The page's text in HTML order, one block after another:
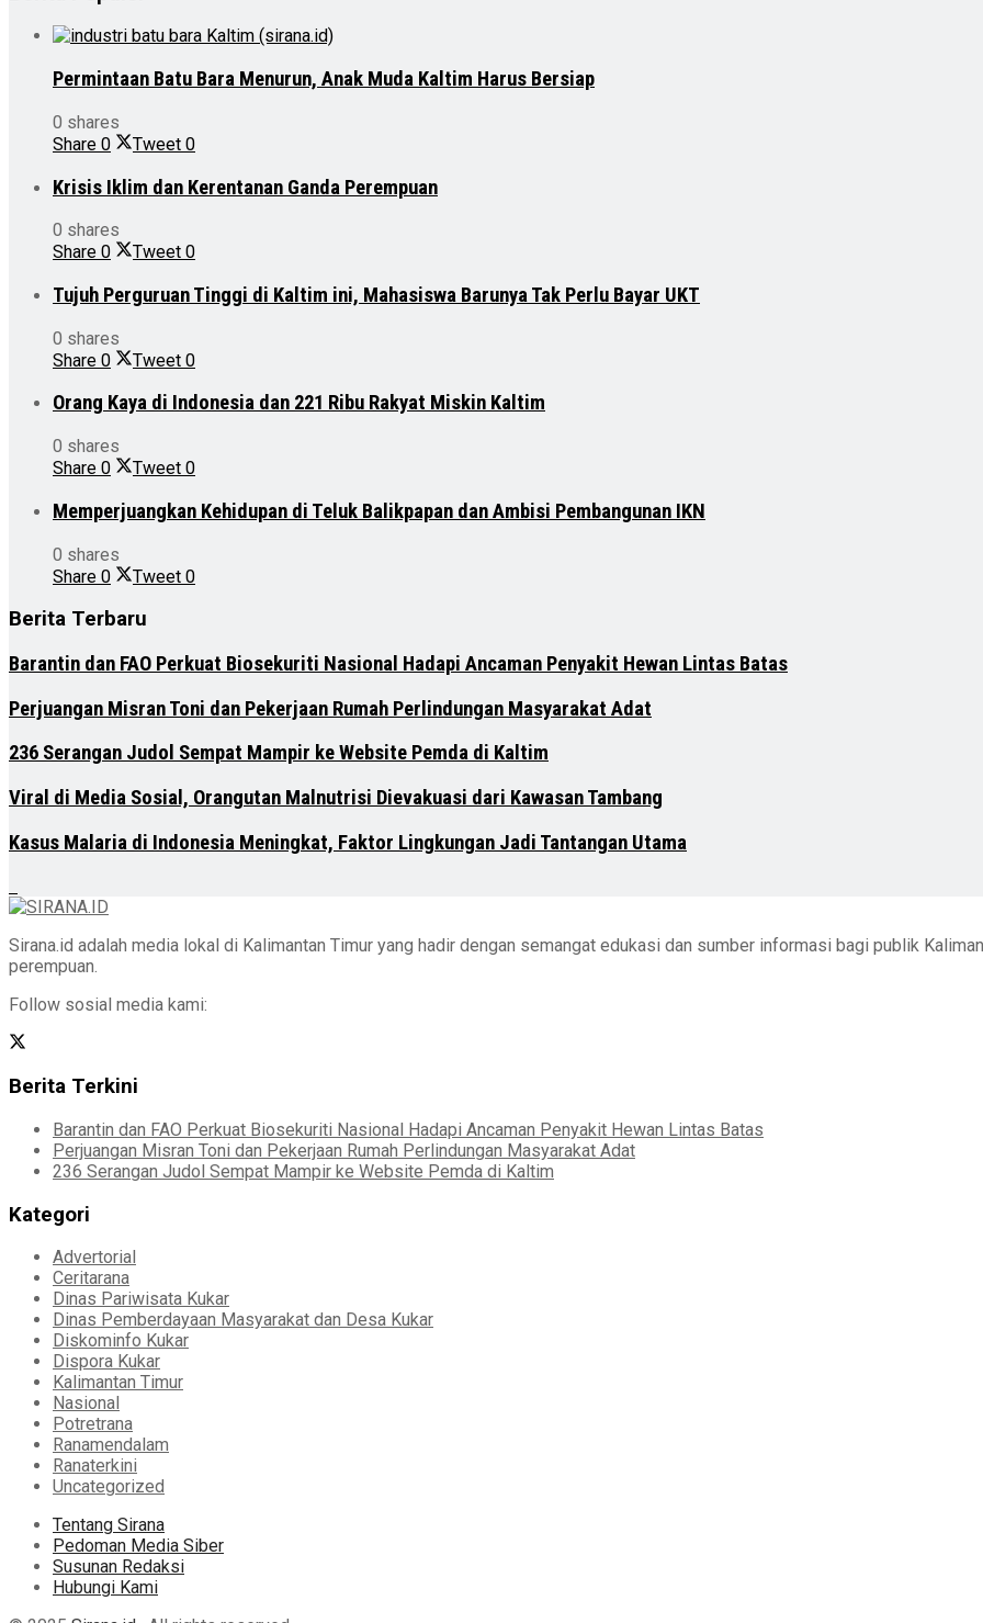
Permintaan Batu Bara Menurun, Anak Muda Kaltim Harus Bersiap
0 shares
Share 0 Tweet 0
Krisis Iklim dan Kerentanan Ganda Perempuan
0 shares
Share 0 Tweet 0
Tujuh Perguruan Tinggi di Kaltim ini, Mahasiswa Barunya Tak Perlu Bayar UKT
0 shares
Share 0 Tweet 0
Orang Kaya di Indonesia dan 221 Ribu Rakyat Miskin Kaltim
0 shares
Share 0 Tweet 0
Memperjuangkan Kehidupan di Teluk Balikpapan dan Ambisi Pembangunan IKN
0 shares
Share 0 Tweet 0
Berita Terbaru
Barantin dan FAO Perkuat Biosekuriti Nasional Hadapi Ancaman Penyakit Hewan Lintas Batas
Perjuangan Misran Toni dan Pekerjaan Rumah Perlindungan Masyarakat Adat
236 Serangan Judol Sempat Mampir ke Website Pemda di Kaltim
Viral di Media Sosial, Orangutan Malnutrisi Dievakuasi dari Kawasan Tambang
Kasus Malaria di Indonesia Meningkat, Faktor Lingkungan Jadi Tantangan Utama
Sirana.id adalah media lokal di Kalimantan Timur yang hadir dengan semangat edukasi dan sumber informasi bagi publik
perempuan.
Follow sosial media kami:
Berita Terkini
Barantin dan FAO Perkuat Biosekuriti Nasional Hadapi Ancaman Penyakit Hewan Lintas Batas
Perjuangan Misran Toni dan Pekerjaan Rumah Perlindungan Masyarakat Adat
236 Serangan Judol Sempat Mampir ke Website Pemda di Kaltim
Kategori
Advertorial
Ceritarana
Dinas Pariwisata Kukar
Dinas Pemberdayaan Masyarakat dan Desa Kukar
Diskominfo Kukar
Dispora Kukar
Kalimantan Timur
Nasional
Potretrana
Ranamendalam
Ranaterkini
Uncategorized
Tentang Sirana
Pedoman Media Siber
Susunan Redaksi
Hubungi Kami